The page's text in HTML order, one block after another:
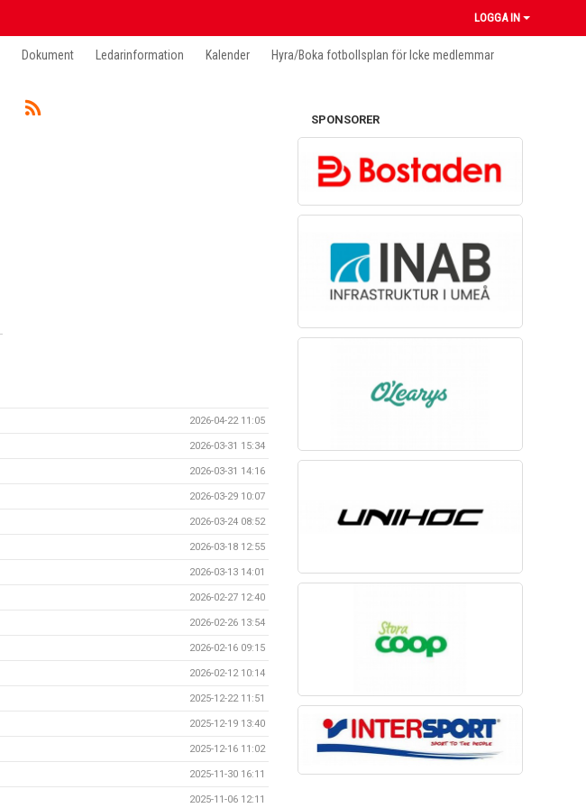
LOGGA IN
Dokument Ledarinformation Kalender Hyra/Boka fotbollsplan för Icke medlemmar
2026-04-22 11:05
2026-03-31 15:34
2026-03-31 14:16
2026-03-29 10:07
2026-03-24 08:52
2026-03-18 12:55
2026-03-13 14:01
2026-02-27 12:40
2026-02-26 13:54
2026-02-16 09:15
2026-02-12 10:14
2025-12-22 11:51
2025-12-19 13:40
2025-12-16 11:02
2025-11-30 16:11
2025-11-06 12:11
SPONSORER